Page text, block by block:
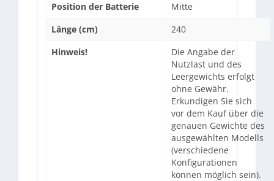
Position der Batterie
Mitte
Länge (cm)
240
Hinweis!
Die Angabe der
Nutzlast und des
Leergewichts erfolgt
ohne Gewähr.
Erkundigen Sie sich
vor dem Kauf über die
genauen Gewichte des
ausgewählten Modells
(verschiedene
Konfigurationen
können möglich sein).